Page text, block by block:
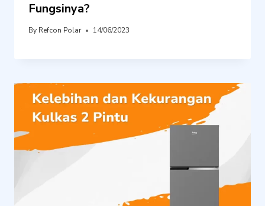
Fungsinya?
By Refcon Polar 14/06/2023